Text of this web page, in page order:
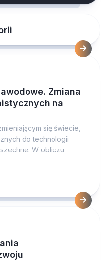
Zmiana
na
się świecie,
do technologii
W obliczu